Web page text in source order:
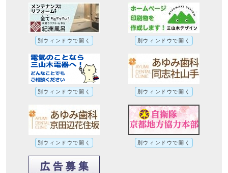
別ウィンドウで開く 別ウィンドウで開く
別ウィンドウで開く 別ウィンドウで開く
別ウィンドウで開く 別ウィンドウで開く